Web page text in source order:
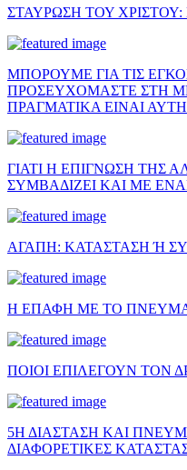
ΣΤΑΥΡΩΣΗ ΤΟΥ
ΜΠΟΡΟΥΜΕ ΓΙΑ ΤΙΣ
ΠΡΟΣΕΥΧΟΜΑΣΤΕ ΣΤΗ
ΠΡΑΓΜΑΤΙΚΑ ΕΙΝΑΙ
ΓΙΑΤΙ Η ΕΠΙΓΝΩΣΗ ΤΗΣ
ΣΥΜΒΑΔΙΖΕΙ ΚΑΙ ΜΕ
ΑΓΑΠΗ: ΚΑΤΑΣΤΑΣΗ Ή
Η ΕΠΑΦΗ ΜΕ ΤΟ
ΠΟΙΟΙ ΕΠΙΛΕΓΟΥΝ ΤΟΝ
5Η ΔΙΑΣΤΑΣΗ ΚΑΙ
ΔΙΑΦΟΡΕΤΙΚΕΣ